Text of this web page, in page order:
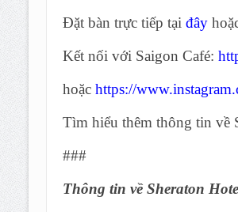
Đặt bàn trực tiếp tại đây
Kết nối với Saigon Café:
hoặc https://
Tìm hiểu thêm thông tin về
###
Thông tin về Sheraton